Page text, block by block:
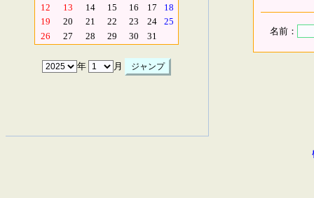
12
13 14 15 16 17
18
19
20 21 22 23 24
25
26
27 28 29 30 31
年 月
名前：